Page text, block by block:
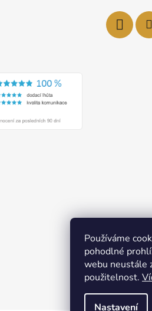
Používáme
pohodlné
webu neustále
použitelnost.
Nastavení